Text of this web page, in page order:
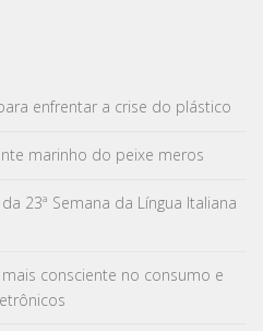
enfrentar a crise do plástico
marinho do peixe meros
23ª Semana da Língua Italiana
consciente no consumo e